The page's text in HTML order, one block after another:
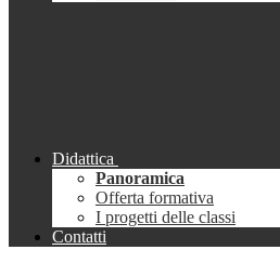
Didattica
Panoramica
Offerta formativa
I progetti delle classi
Contatti